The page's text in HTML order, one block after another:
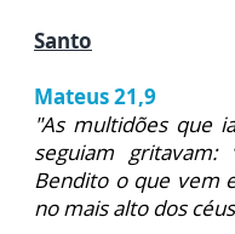
Santo
Mateus 21,9
"As multidões que
seguiam
Bendito o que vem
no mais alto dos